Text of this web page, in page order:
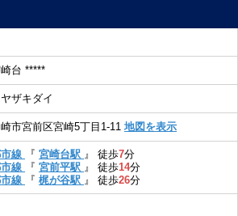
台 *****
ザキダイ
市宮前区宮崎5丁目1-11 地図を表示
線 『 宮崎台駅 』 徒歩7分
線
『 宮前平駅 』 徒歩14分
線
『 梶が谷駅 』 徒歩26分